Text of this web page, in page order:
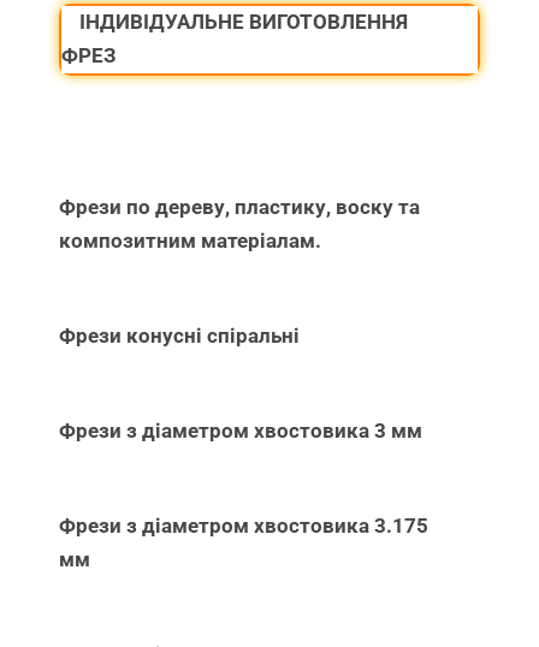
ІНДИВІДУАЛЬНЕ ВИГОТОВЛЕННЯ
ФРЕЗ
Фрези по дереву, пластику, воску та
композитним матеріалам.
Фрези конусні спіральні
Фрези з діаметром хвостовика 3 мм
Фрези з діаметром хвостовика 3.175
мм